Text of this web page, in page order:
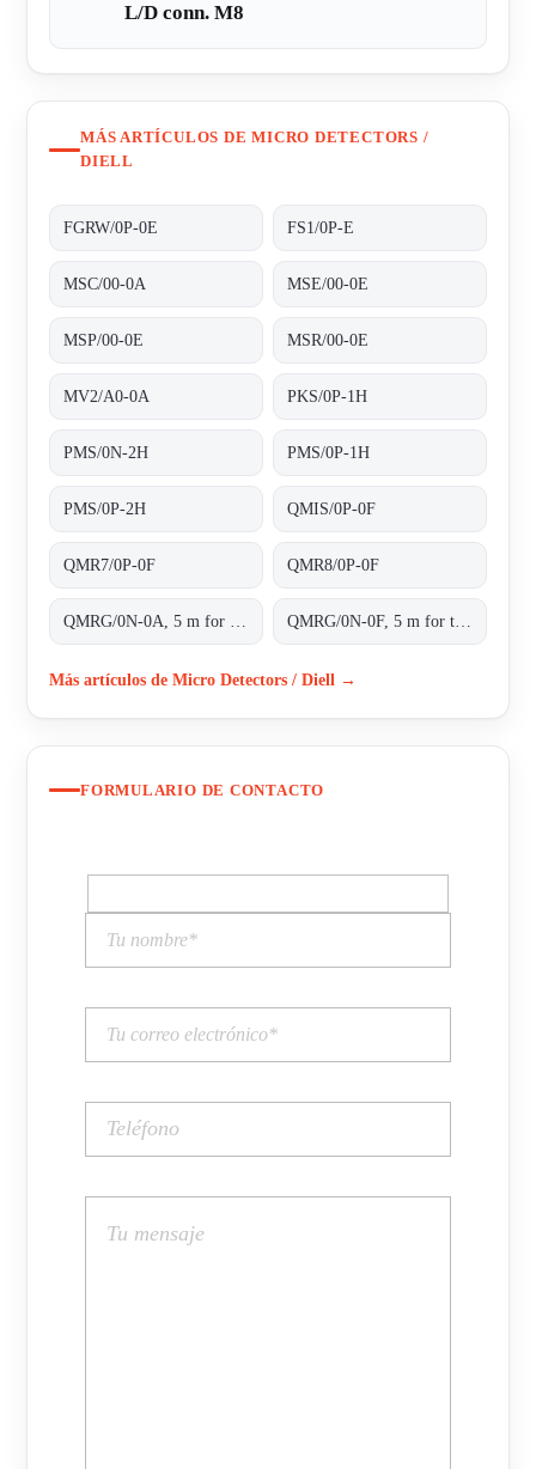
L/D conn. M8
MÁS ARTÍCULOS DE MICRO DETECTORS /
DIELL
FGRW/0P-0E FS1/0P-E
MSC/00-0A MSE/00-0E
MSP/00-0E MSR/00-0E
MV2/A0-0A PKS/0P-1H
PMS/0N-2H PMS/0P-1H
PMS/0P-2H QMIS/0P-0F
QMR7/0P-0F QMR8/0P-0F
QMRG/0N-0A, 5 m for transparent objects NPN L/D cable 2m QMRG/0N-0F, 5 m for transparent objects NPN L/D conn.M8 4pins
Más artículos de Micro Detectors / Diell →
FORMULARIO DE CONTACTO